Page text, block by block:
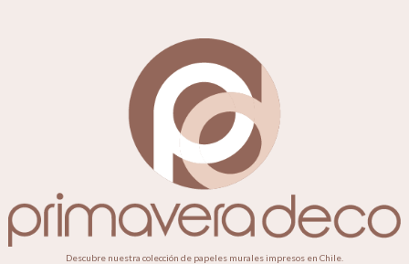
Descubre nuestra colección de papeles murales impresos en Chile.